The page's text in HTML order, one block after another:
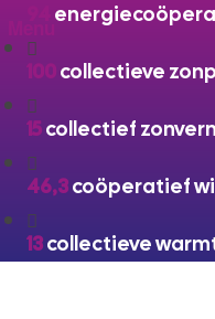
100collectieve
15collectief
46,3coöperatief
13collectieve